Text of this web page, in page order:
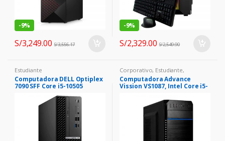
-9%
S/3,249.00 S/3,556.17
-9%
S/2,329.00 S/2,549.90
Estudiante
Computadora DELL Optiplex
7090 SFF Core i5-10505
SATA 3.5″ 7200rpm
Corporativo, Estudiante,
Ingeniería y/o Diseño
Computadora Advance
Vission VS1087, Intel Core i5-